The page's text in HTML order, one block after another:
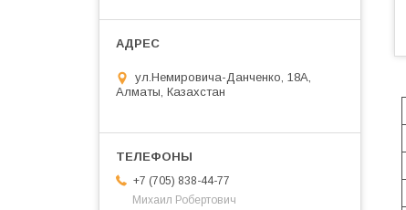
ул.Немировича-Данченко, 18А,
Алматы, Казахстан
+7 (705) 838-44-77
Михаил Робертович